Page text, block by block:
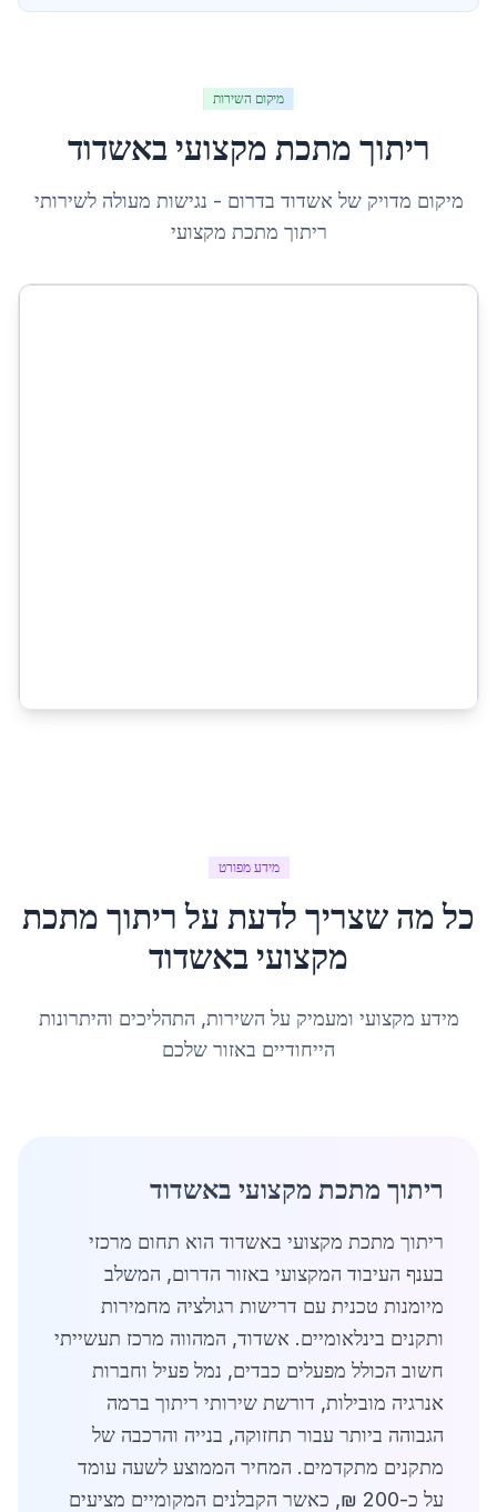
מיקום השירות
ריתוך מתכת מקצועיבאשדוד
מיקום מדויק של אשדוד בדרום - נגישות מעולה לשירותי
ריתוך מתכת מקצועי
מידע מפורט
כל מה שצריך לדעת על ריתוך מתכת
מקצועיבאשדוד
מידע מקצועי ומעמיק על השירות, התהליכים והיתרונות
הייחודיים באזור שלכם
ריתוך מתכת מקצועי באשדוד
ריתוך מתכת מקצועי באשדוד הוא תחום מרכזי
בענף העיבוד המקצועי באזור הדרום, המשלב
מיומנות טכנית עם דרישות רגולציה מחמירות
ותקנים בינלאומיים. אשדוד, המהווה מרכז תעשייתי
חשוב הכולל מפעלים כבדים, נמל פעיל וחברות
אנרגיה מובילות, דורשת שירותי ריתוך ברמה
הגבוהה ביותר עבור תחזוקה, בנייה והרכבה של
מתקנים מתקדמים. המחיר הממוצע לשעה עומד
על כ-200 ₪, כאשר הקבלנים המקומיים מציעים